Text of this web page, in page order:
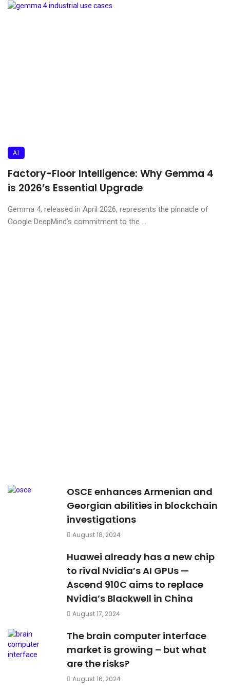
AI
Factory-Floor Intelligence: Why Gemma 4
is 2026’s Essential Upgrade
Gemma 4, released in April 2026, represents the pinnacle of
Google DeepMind’s commitment to the ...
OSCE enhances Armenian and
Georgian abilities in blockchain
investigations
August 18, 2024
Huawei already has a new chip
to rival Nvidia’s AI GPUs —
Ascend 910C aims to replace
Nvidia’s Blackwell in China
August 17, 2024
The brain computer interface
market is growing – but what
are the risks?
August 16, 2024